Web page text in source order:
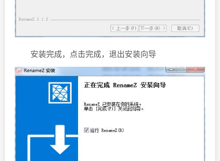
安装完成，点击完成，退出安装向导